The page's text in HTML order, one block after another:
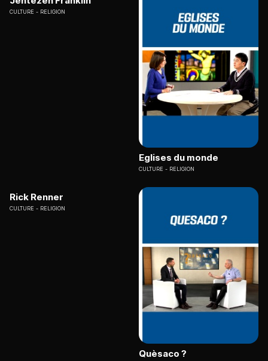
CULTURE RELIGION
Eglises du monde
CULTURE RELIGION
Rick Renner
CULTURE RELIGION
Quèsaco ?